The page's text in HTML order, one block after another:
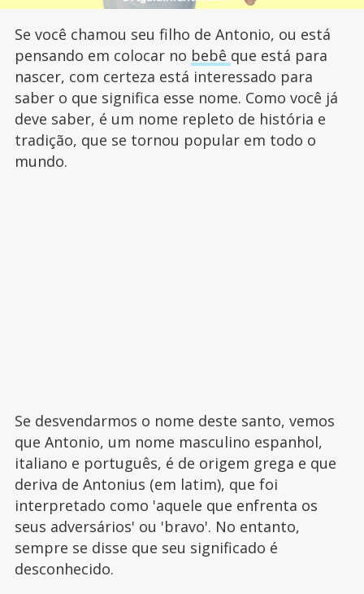
Se você chamou seu filho de Antonio, ou está
pensando em colocar no bebê que está para
nascer, com certeza está interessado para
saber o que significa esse nome. Como você já
deve saber, é um nome repleto de história e
tradição, que se tornou popular em todo o
mundo.
Se desvendarmos o nome deste santo, vemos
que Antonio, um nome masculino espanhol,
italiano e português, é de origem grega e que
deriva de Antonius (em latim), que foi
interpretado como 'aquele que enfrenta os
seus adversários' ou 'bravo'. No entanto,
sempre se disse que seu significado é
desconhecido.